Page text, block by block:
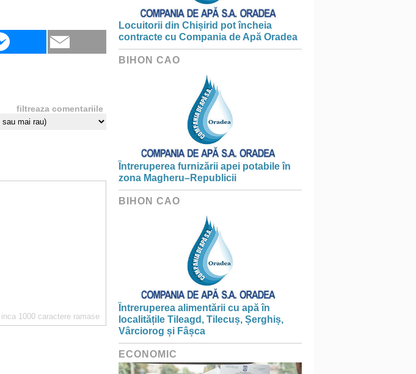
filtreaza comentariile
inca 1000 caractere ramase
Locuitorii din Chișirid pot încheia
contracte cu Compania de Apă Oradea
BIHON CAO
Întreruperea furnizării apei potabile în
zona Magheru–Republicii
BIHON CAO
Întreruperea alimentării cu apă în
localitățile Tileagd, Tilecuș, Șerghiș,
Vârciorog și Fâșca
ECONOMIC